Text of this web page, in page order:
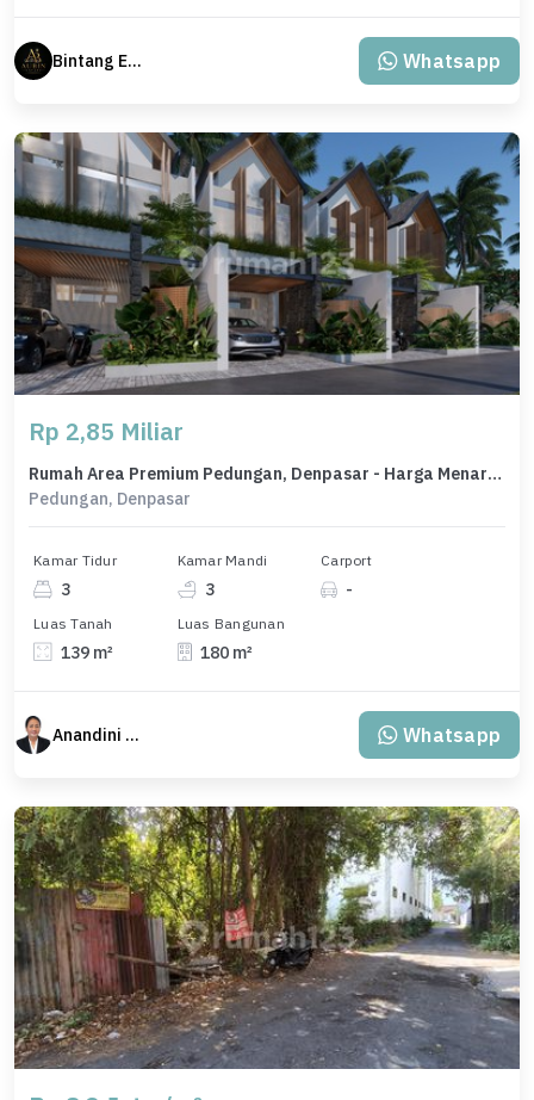
Bintang Erlangga Whatsapp
Rp 2,85 Miliar
Rumah Area Premium Pedungan, Denpasar - Harga Menarik 2,85 Miliar
Pedungan, Denpasar
Kamar Tidur
3
Kamar Mandi
3
Carport
-
Luas Tanah
139 m²
Luas Bangunan
180 m²
Anandini Property Whatsapp